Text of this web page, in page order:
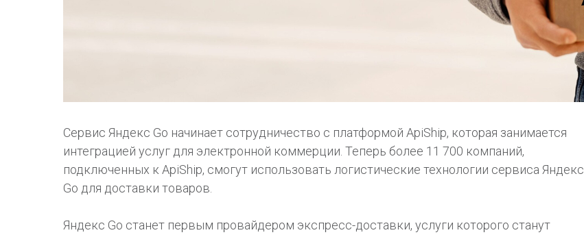
Сервис Яндекс Go начинает сотрудничество с платформой ApiShip, которая занимается
интеграцией услуг для электронной коммерции. Теперь более 11 700 компаний,
подключенных к ApiShip, смогут использовать логистические технологии сервиса Яндекс
Go для доставки товаров.
Яндекс Go станет первым провайдером экспресс-доставки, услуги которого станут